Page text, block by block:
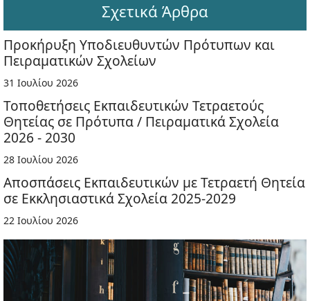
Σχετικά Άρθρα
Προκήρυξη Υποδιευθυντών Πρότυπων και
Πειραματικών Σχολείων
31 Ιουλίου 2026
Τοποθετήσεις Εκπαιδευτικών Τετραετούς
Θητείας σε Πρότυπα / Πειραματικά Σχολεία
2026 - 2030
28 Ιουλίου 2026
Αποσπάσεις Εκπαιδευτικών με Τετραετή Θητεία
σε Εκκλησιαστικά Σχολεία 2025-2029
22 Ιουλίου 2026